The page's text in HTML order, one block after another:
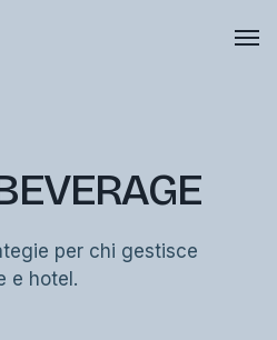
per chi gestisce
e hotel.